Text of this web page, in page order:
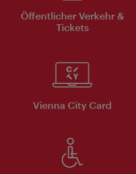
Öffentlicher Verkehr &
Tickets
Vienna City Card